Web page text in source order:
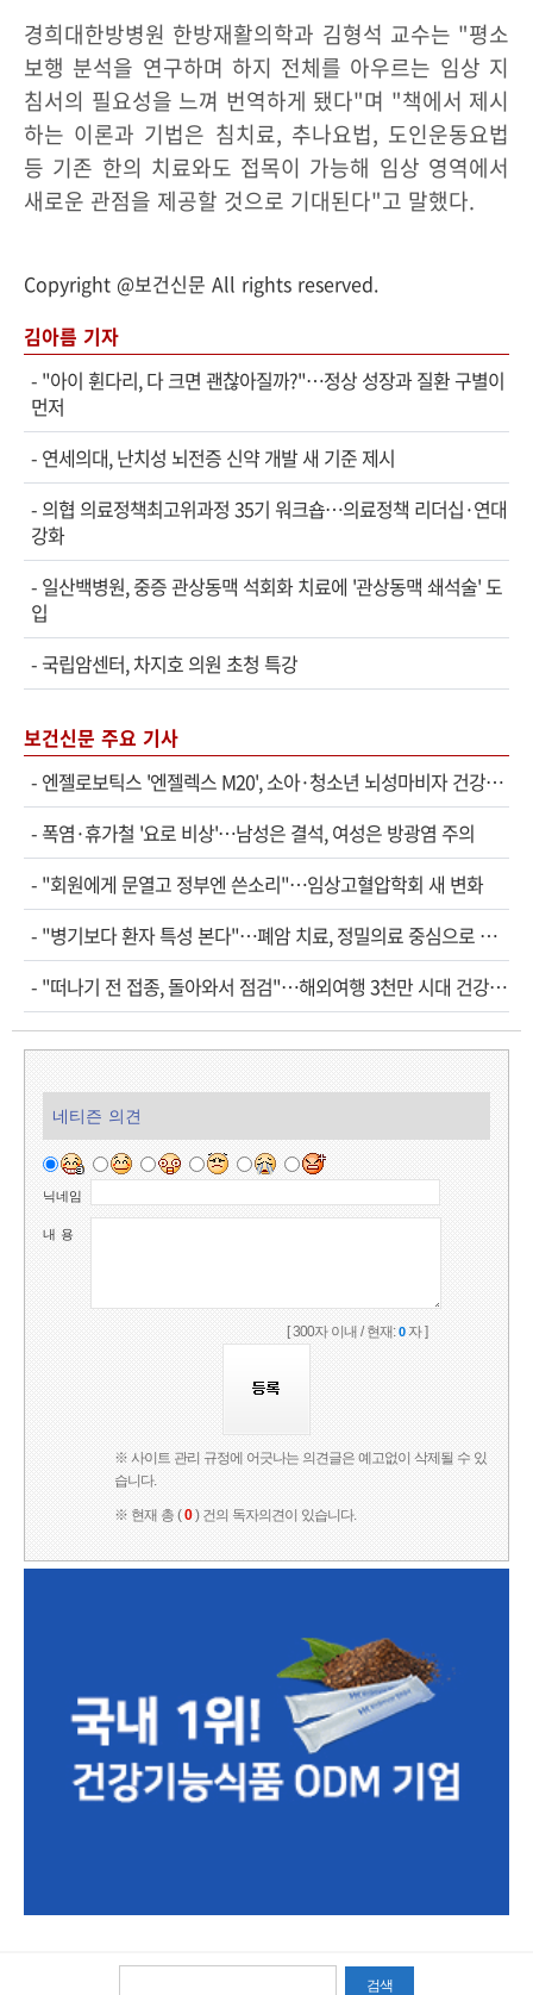
경희대한방병원 한방재활의학과 김형석 교수는 "평소
보행 분석을 연구하며 하지 전체를 아우르는 임상 지
침서의 필요성을 느껴 번역하게 됐다"며 "책에서 제시
하는 이론과 기법은 침치료, 추나요법, 도인운동요법
등 기존 한의 치료와도 접목이 가능해 임상 영역에서
새로운 관점을 제공할 것으로 기대된다"고 말했다.
Copyright @보건신문 All rights reserved.
김아름 기자
- "아이 휜다리, 다 크면 괜찮아질까?"…정상 성장과 질환 구별이
먼저
- 연세의대, 난치성 뇌전증 신약 개발 새 기준 제시
- 의협 의료정책최고위과정 35기 워크숍…의료정책 리더십·연대
강화
- 일산백병원, 중증 관상동맥 석회화 치료에 '관상동맥 쇄석술' 도
입
-국립암센터, 차지호 의원 초청 특강
보건신문 주요 기사
- 엔젤로보틱스 '엔젤렉스 M20', 소아·청소년 뇌성마비자 건강보험 확대 적용
- 폭염·휴가철 '요로 비상'…남성은 결석, 여성은 방광염 주의
- "회원에게 문열고 정부엔 쓴소리"…임상고혈압학회 새 변화
- "병기보다 환자 특성 본다"…폐암 치료, 정밀의료 중심으로 진화
- "떠나기 전 접종, 돌아와서 점검"…해외여행 3천만 시대 건강관리법
네티즌 의견
닉네임
내 용
[ 300자 이내 / 현재:0자 ]
※ 사이트 관리 규정에 어긋나는 의견글은 예고없이 삭제될 수 있
습니다.
※ 현재 총 (0) 건의 독자의견이 있습니다.
검색